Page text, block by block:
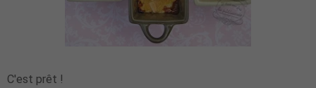
C'est prêt !